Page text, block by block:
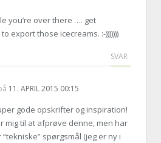
you’re over there …. get
export those icecreams. :-)))))))
SVAR
11. APRIL 2015 00:15
gode opskrifter og inspiration!
mig til at afprøve denne, men har
“tekniske” spørgsmål (jeg er ny i